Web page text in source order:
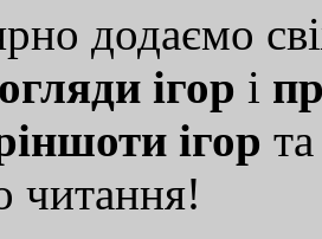
додаємо
огляди ігор і
ігор
читання!